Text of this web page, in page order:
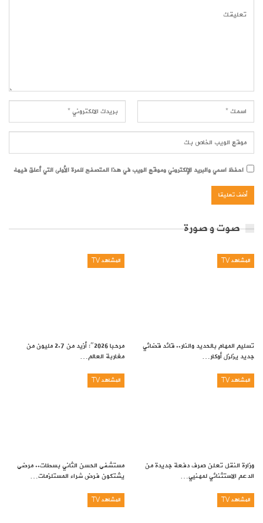
احفظ اسمي والبريد الإلكتروني وموقع الويب في هذا المتصفح للمرة الأولى التي أعلق فيها.
صوت و صورة
المشاهد TV
تسليم المهام بالحديد والنار.. قائد قضائي
جديد يزلزل أوكار…
المشاهد TV
مرحبا 2026″: أزيد من 2.7 مليون من
مغاربة العالم…
المشاهد TV
وزارة النقل تعلن صرف دفعة جديدة من
الدعم الاستثنائي لمهنيي…
المشاهد TV
مستشفى الحسن الثاني بسطات.. مرضى
يشتكون فرض شراء المستلزمات…
المشاهد TV المشاهد TV